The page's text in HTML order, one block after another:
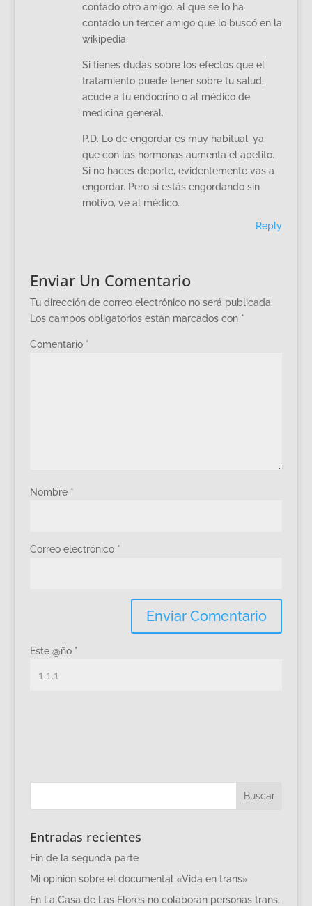
contado otro amigo, al que se lo ha
contado un tercer amigo que lo buscó en la
wikipedia.
Si tienes dudas sobre los efectos que el
tratamiento puede tener sobre tu salud,
acude a tu endocrino o al médico de
medicina general.
P.D. Lo de engordar es muy habitual, ya
que con las hormonas aumenta el apetito.
Si no haces deporte, evidentemente vas a
engordar. Pero si estás engordando sin
motivo, ve al médico.
Reply
Enviar Un Comentario
Tu dirección de correo electrónico no será publicada.
Los campos obligatorios están marcados con *
Comentario *
Nombre *
Correo electrónico *
Este @ño *
Entradas recientes
Fin de la segunda parte
Mi opinión sobre el documental «Vida en trans»
En La Casa de Las Flores no colaboran personas trans,